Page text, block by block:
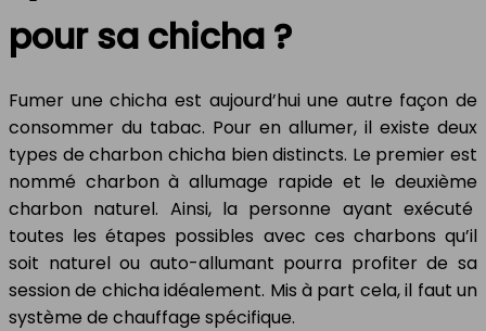
pour sa chicha ?
Fumer une chicha est aujourd’hui une autre façon de
consommer du tabac. Pour en allumer, il existe deux
types de charbon chicha bien distincts. Le premier est
nommé charbon à allumage rapide et le deuxième
charbon naturel. Ainsi, la personne ayant exécuté
toutes les étapes possibles avec ces charbons qu’il
soit naturel ou auto-allumant pourra profiter de sa
session de chicha idéalement. Mis à part cela, il faut un
système de chauffage spécifique.